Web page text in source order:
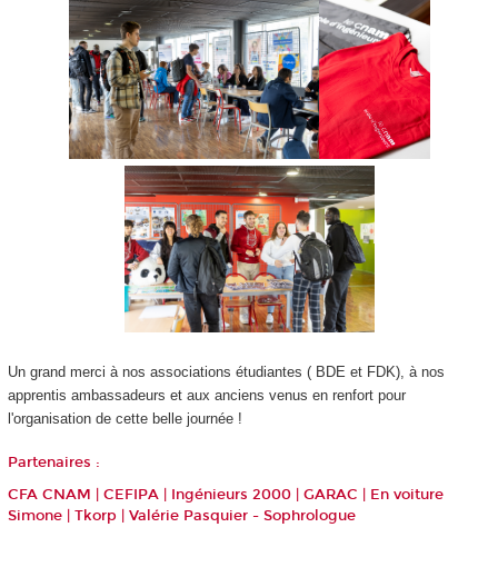
Un grand merci à nos associations étudiantes ( BDE et FDK), à nos
apprentis ambassadeurs et aux anciens venus en renfort pour
l'organisation de cette belle journée !
Partenaires :
CFA CNAM
| CEFIPA | Ingénieurs 2000| GARAC En voiture
Simone
Tkorp Valérie Pasquier - Sophrologue